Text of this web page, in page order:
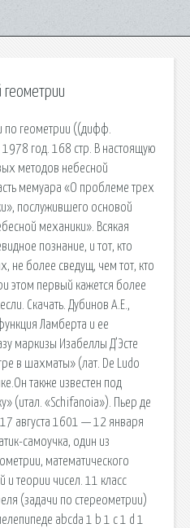
геометрии
по геометрии ((дифф.
год. 168 стр. В настоящую
методов небесной
мемуара «О проблеме трех
послужившего основой
механики». Всякая
познание, и тот, кто
не более сведущ, чем тот, кто
этом первый кажется более
Скачать. Дубинов А.Е.,
Ламберта и ее
маркизы Изабеллы Д’Эсте
в шахматы» (лат. De Ludo
также известен под
(итал. «Schifanoia»). Пьер де
августа 1601 — 12 января
самоучка, один из
математического
и теории чисел. 11 класс
(задачи по стереометрии)
abcda 1 b 1 c 1 d 1